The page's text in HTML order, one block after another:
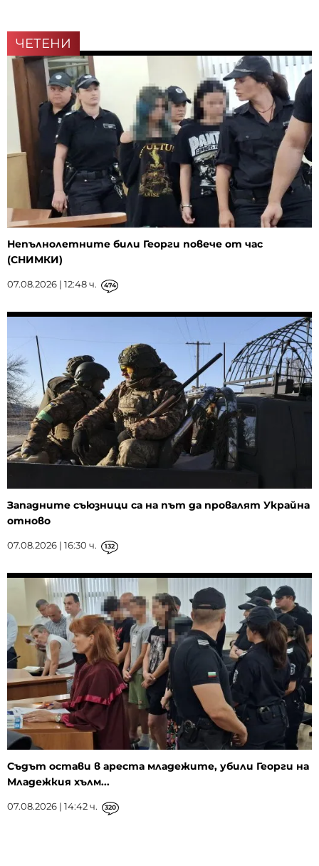
ЧЕТЕНИ
Непълнолетните били Георги повече от час
(СНИМКИ)
07.08.2026 | 12:48 ч. 474
Западните съюзници са на път да провалят Украйна
отново
07.08.2026 | 16:30 ч. 132
Съдът остави в ареста младежите, убили Георги на
Младежкия хълм...
07.08.2026 | 14:42 ч. 320